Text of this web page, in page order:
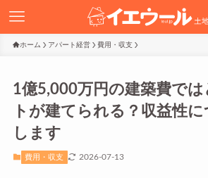
ホーム アパート経営 費用・収支
1億5,000万円の建築費で
トが建てられる？収益性
します
費用・収支 2026-07-13